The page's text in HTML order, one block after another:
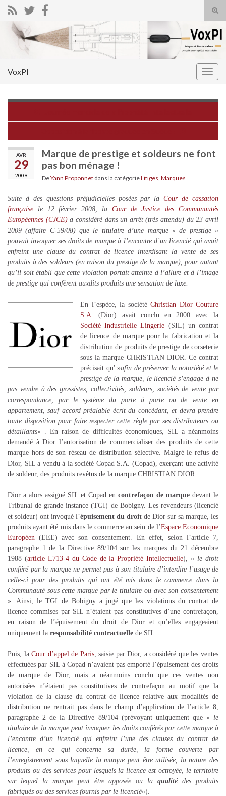
Search for:
VoxPI
AVR
29
2009
Marque de prestige et soldeurs ne font
pas bon ménage !
DeYann Proponnet dans la catégorieLitiges Marques
Suite à des questions préjudicielles posées par laCour de cassation
française le 12 février 2008, la Cour de Justice des Communautés
Européennes (CJCE)a considéré dans un arrêt (très attendu) du 23 avril
2009 (affaire C-59/08) que le titulaire d’une marque « de prestige »
pouvait invoquer ses droits de marque à l’encontre d’un licencié qui avait
enfreint une clause du contrat de licence interdisant la vente de ses
produits à des soldeurs (en raison du prestige de la marque), pour autant
qu’il soit établi que cette violation portait atteinte à l’allure et à l’image
de prestige qui confèrent auxdits produits une sensation de luxe.
En l’espèce, la société Christian Dior Couture
S.A . (Dior) avait conclu en 2000 avec la
Société Industrielle Lingerie (SIL) un contrat
de licence de marque pour la fabrication et la
distribution de produits de prestige de corseterie
sous la marque CHRISTIAN DIOR. Ce contrat
précisait qu' »afin de préserver la notoriété et le
prestige de la marque, le licencié s’engage à ne
pas vendre à des grossistes, collectivités, soldeurs, sociétés de vente par
correspondance, par le système du porte à porte ou de vente en
appartement, sauf accord préalable écrit du concédant, et devra prendre
toute disposition pour faire respecter cette règle par ses distributeurs ou
détaillants« . En raison de difficultés économiques, SIL a néanmoins
demandé à Dior l’autorisation de commercialiser des produits de cette
marque hors de son réseau de distribution sélective. Malgré le refus de
Dior, SIL a vendu à la société Copad S.A. (Copad), exerçant une activité
de soldeur, des produits revêtus de la marque CHRISTIAN DIOR.
Dior a alors assigné SIL et Copad en contrefaçon de marque devant le
Tribunal de grande instance (TGI) de Bobigny. Les revendeurs (licencié
et soldeur) ont invoqué l’épuisement du droit de Dior sur sa marque, les
produits ayant été mis dans le commerce au sein de l’Espace Economique
Européen (EEE) avec son consentement. En effet, selon l’article 7,
paragraphe 1 de la Directive 89/104 sur les marques du 21 décembre
1988 (article L713-4 du Code de la Propriété Intellectuelle), « le droit
conféré par la marque ne permet pas à son titulaire d’interdire l’usage de
celle-ci pour des produits qui ont été mis dans le commerce dans la
Communauté sous cette marque par le titulaire ou avec son consentement
». Ainsi, le TGI de Bobigny a jugé que les violations du contrat de
licence commises par SIL n’étaient pas constitutives d’une contrefaçon,
en raison de l’épuisement du droit de Dior et qu’elles engageaient
uniquement la responsabilité contractuelle de SIL.
Puis, laCour d’appel de Paris, saisie par Dior, a considéré que les ventes
effectuées par SIL à Copad n’avaient pas emporté l’épuisement des droits
de marque de Dior, mais a néanmoins conclu que ces ventes non
autorisées n’étaient pas constitutives de contrefaçon au motif que la
violation de la clause du contrat de licence relative aux modalités de
distribution ne rentrait pas dans le champ d’application de l’article 8,
paragraphe 2 de la Directive 89/104 (prévoyant uniquement que « le
titulaire de la marque peut invoquer les droits conférés par cette marque à
l’encontre d’un licencié qui enfreint l’une des clauses du contrat de
licence, en ce qui concerne sa durée, la forme couverte par
l’enregistrement sous laquelle la marque peut être utilisée, la nature des
produits ou des services pour lesquels la licence est octroyée, le territoire
sur lequel la marque peut être apposée ou laqualitédes produits
fabriqués ou des services fournis par le licencié»).